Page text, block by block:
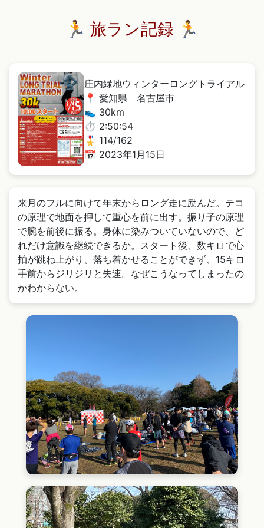
🏃 旅ラン記録 🏃
庄内緑地ウィンターロングトライアル
📍 愛知県 名古屋市
👟 30km
⏱️ 2:50:54
🎖️ 114/162
📅 2023年1月15日
来月のフルに向けて年末からロング走に励んだ。テコ
の原理で地面を押して重心を前に出す。振り子の原理
で腕を前後に振る。身体に染みついていないので、ど
れだけ意識を継続できるか。スタート後、数キロで心
拍が跳ね上がり、落ち着かせることができず、15キロ
手前からジリジリと失速。なぜこうなってしまったの
かわからない。